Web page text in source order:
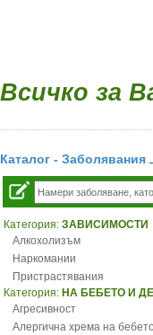
Всичко за
Каталог - Заболявания
Категория: ЗАВИСИМОСТИ
Алкохолизъм
Наркомании
Пристрастявания
Категория: НА БЕБЕТО И
Агресивност
Алергична хрема на